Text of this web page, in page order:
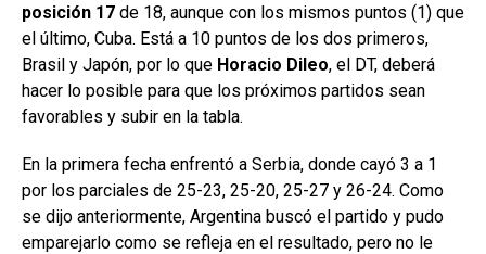
posición 17 de 18, aunque con los mismos puntos (1) que
el último, Cuba. Está a 10 puntos de los dos primeros,
Brasil y Japón, por lo que Horacio Dileo, el DT, deberá
hacer lo posible para que los próximos partidos sean
favorables y subir en la tabla.
En la primera fecha enfrentó a Serbia, donde cayó 3 a 1
por los parciales de 25-23, 25-20, 25-27 y 26-24. Como
se dijo anteriormente, Argentina buscó el partido y pudo
emparejarlo como se refleja en el resultado, pero no le